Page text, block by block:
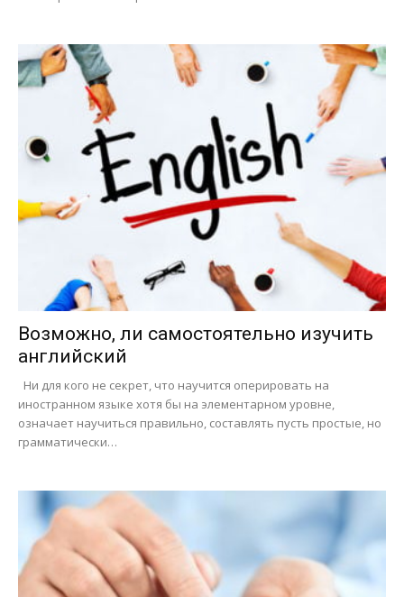
Возможно, ли самостоятельно изучить
английский
Ни для кого не секрет, что научится оперировать на
иностранном языке хотя бы на элементарном уровне,
означает научиться правильно, составлять пусть простые, но
грамматически…